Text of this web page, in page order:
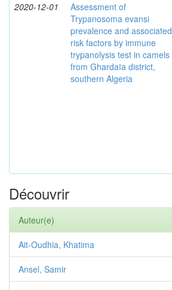
2020-12-01
Assessment of
Trypanosoma evansi
prevalence and associated
risk factors by immune
trypanolysis test in camels
from Ghardaïa district,
southern Algeria
Découvrir
Auteur(e)
Ait-Oudhia, Khatima
Ansel, Samir